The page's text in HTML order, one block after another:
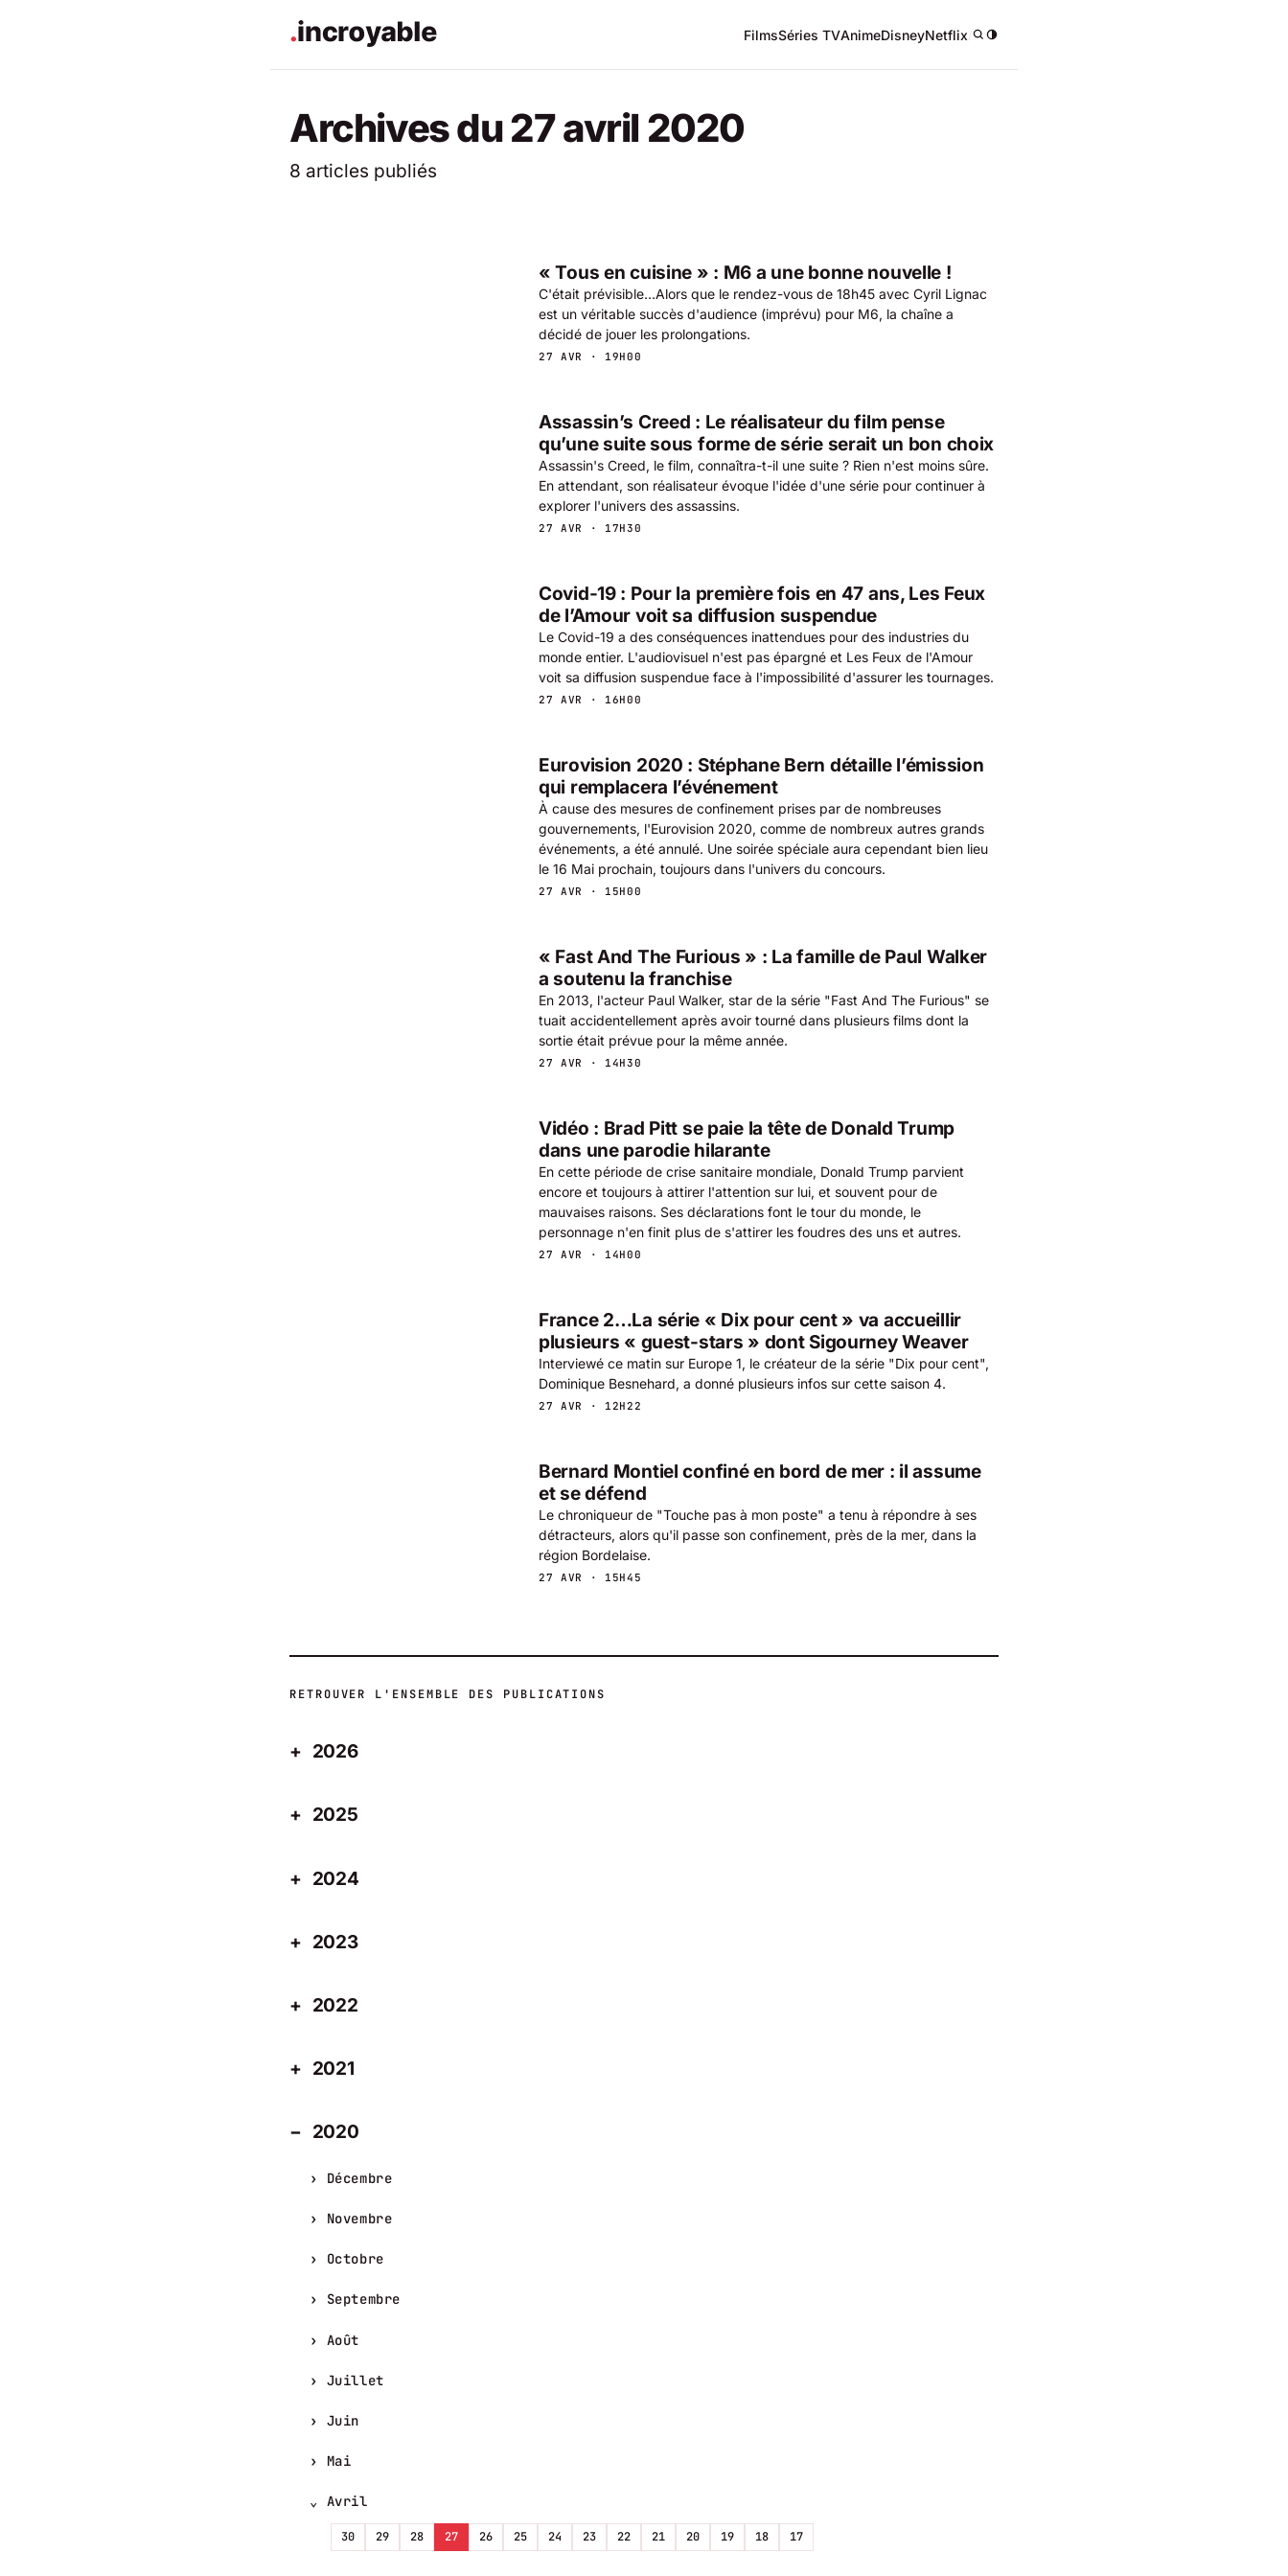
FilmsSéries TVAnimeDisneyNetflix/
Archives du 27 avril 2020
8 articles publiés
« Tous en cuisine » : M6 a une bonne nouvelle !
C'était prévisible…Alors que le rendez-vous de 18h45 avec Cyril Lignac
est un véritable succès d'audience (imprévu) pour M6, la chaîne a
décidé de jouer les prolongations.
27 AVR · 19H00
Assassin’s Creed : Le réalisateur du film pense
qu’une suite sous forme de série serait un bon choix
Assassin's Creed, le film, connaîtra-t-il une suite ? Rien n'est moins sûre.
En attendant, son réalisateur évoque l'idée d'une série pour continuer à
explorer l'univers des assassins.
27 AVR · 17H30
Covid-19 : Pour la première fois en 47 ans, Les Feux
de l’Amour voit sa diffusion suspendue
Le Covid-19 a des conséquences inattendues pour des industries du
monde entier. L'audiovisuel n'est pas épargné et Les Feux de l'Amour
voit sa diffusion suspendue face à l'impossibilité d'assurer les tournages.
27 AVR · 16H00
Eurovision 2020 : Stéphane Bern détaille l’émission
qui remplacera l’événement
À cause des mesures de confinement prises par de nombreuses
gouvernements, l'Eurovision 2020, comme de nombreux autres grands
événements, a été annulé. Une soirée spéciale aura cependant bien lieu
le 16 Mai prochain, toujours dans l'univers du concours.
27 AVR · 15H00
« Fast And The Furious » : La famille de Paul Walker
a soutenu la franchise
En 2013, l'acteur Paul Walker, star de la série "Fast And The Furious" se
tuait accidentellement après avoir tourné dans plusieurs films dont la
sortie était prévue pour la même année.
27 AVR · 14H30
Vidéo : Brad Pitt se paie la tête de Donald Trump
dans une parodie hilarante
En cette période de crise sanitaire mondiale, Donald Trump parvient
encore et toujours à attirer l'attention sur lui, et souvent pour de
mauvaises raisons. Ses déclarations font le tour du monde, le
personnage n'en finit plus de s'attirer les foudres des uns et autres.
27 AVR · 14H00
France 2…La série « Dix pour cent » va accueillir
plusieurs « guest-stars » dont Sigourney Weaver
Interviewé ce matin sur Europe 1, le créateur de la série "Dix pour cent",
Dominique Besnehard, a donné plusieurs infos sur cette saison 4.
27 AVR · 12H22
Bernard Montiel confiné en bord de mer : il assume
et se défend
Le chroniqueur de "Touche pas à mon poste" a tenu à répondre à ses
détracteurs, alors qu'il passe son confinement, près de la mer, dans la
région Bordelaise.
27 AVR · 15H45
RETROUVER L'ENSEMBLE DES PUBLICATIONS
2026
2025
2024
2023
2022
2021
2020
Décembre
Novembre
Octobre
Septembre
Août
Juillet
Juin
Mai
Avril
30 29 28 27 26 25 24 23 22 21 20 19 18 17